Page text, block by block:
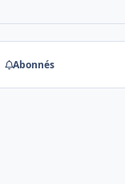
Abonnés